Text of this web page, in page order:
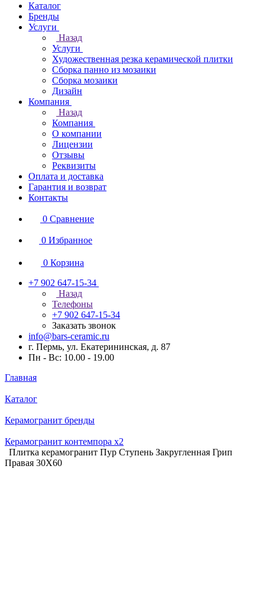
Каталог
Бренды
Услуги
Назад
Услуги
Художественная резка керамической плитки
Сборка панно из мозаики
Сборка мозаики
Дизайн
Компания
Назад
Компания
О компании
Лицензии
Отзывы
Реквизиты
Оплата и доставка
Гарантия и возврат
Контакты
0 Сравнение
0 Избранное
0 Корзина
+7 902 647-15-34
Назад
Телефоны
+7 902 647-15-34
Заказать звонок
info@bars-ceramic.ru
г. Пермь, ул. Екатерининская, д. 87
Пн - Вс: 10.00 - 19.00
Главная
Каталог
Керамогранит бренды
Керамогранит контемпора x2
Плитка керамогранит Пур Ступень Закругленная Грип
Правая 30X60